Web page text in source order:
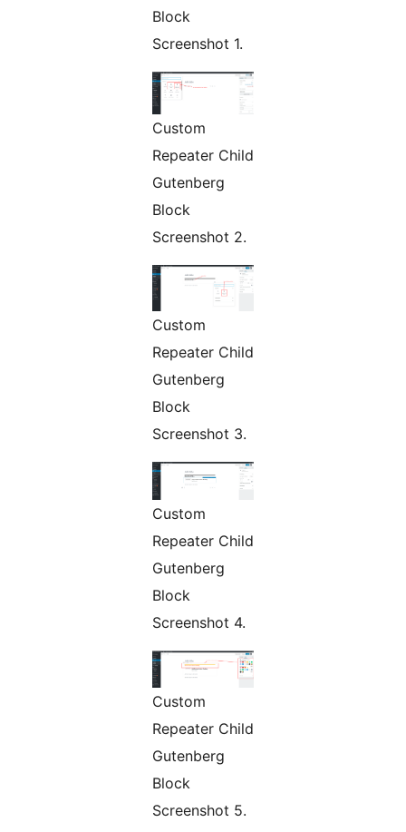
Block
Screenshot 1.
Custom
Repeater Child
Gutenberg
Block
Screenshot 2.
Custom
Repeater Child
Gutenberg
Block
Screenshot 3.
Custom
Repeater Child
Gutenberg
Block
Screenshot 4.
Custom
Repeater Child
Gutenberg
Block
Screenshot 5.